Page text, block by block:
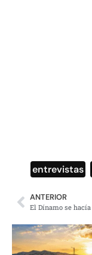
entrevistas
ANTERIOR